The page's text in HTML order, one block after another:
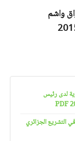
واشم
لدى رئيس
التشريع الجزائري